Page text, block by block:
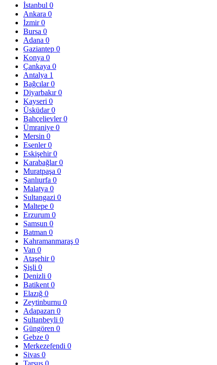
İstanbul 0
Ankara 0
İzmir0
Bursa 0
Adana 0
Gaziantep 0
Konya 0
Çankaya 0
Antalya 1
Bağcılar0
Diyarbakır0
Kayseri 0
Üsküdar0
Bahçelievler0
Ümraniye 0
Mersin 0
Esenler0
Eskişehir0
Karabağlar0
Muratpaşa 0
Şanlıurfa 0
Malatya 0
Sultangazi 0
Maltepe 0
Erzurum 0
Samsun 0
Batman 0
Kahramanmaraş 0
Van 0
Ataşehir0
Şişli 0
Denizli 0
Batikent 0
Elazığ 0
Zeytinburnu 0
Adapazarı 0
Sultanbeyli 0
Güngören 0
Gebze 0
Merkezefendi 0
Sivas 0
Tarsus 0